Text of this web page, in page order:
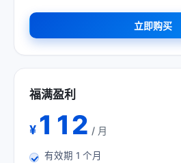
立即购买
福满盈利
¥ 112 / 月
有效期 1 个月